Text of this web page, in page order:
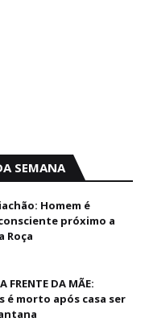
SEMANA
Homem é
próximo a
Roça
DA MÃE:
é morto após casa ser